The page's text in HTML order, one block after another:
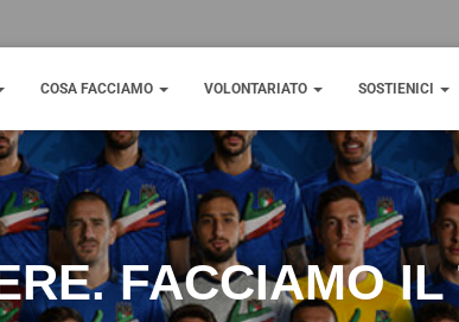
COSA FACCIAMO VOLONTARIATO SOSTIENICI
FACCIAMO IL